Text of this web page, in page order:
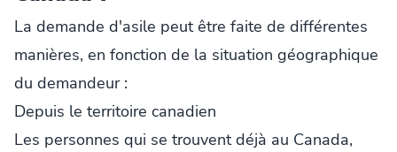
La demande d'asile peut être faite de différentes
manières, en fonction de la situation géographique
du demandeur :
Depuis le territoire canadien
Les personnes qui se trouvent déjà au Canada,